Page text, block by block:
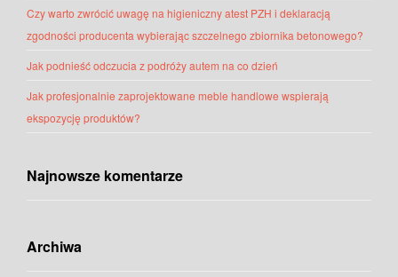
Czy warto zwrócić uwagę na higieniczny atest PZH i deklaracją
zgodności producenta wybierając szczelnego zbiornika betonowego?
Jak podnieść odczucia z podróży autem na co dzień
Jak profesjonalnie zaprojektowane meble handlowe wspierają
ekspozycję produktów?
Najnowsze komentarze
Archiwa